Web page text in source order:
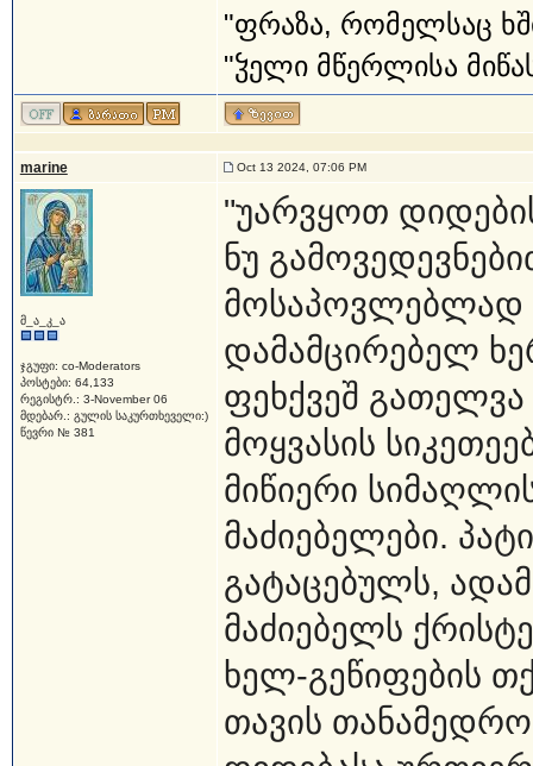
"ფრაზა, რომელსაც
"ჴელი მწერლისა
marine Oct 13 2024, 07:06 PM
მ_ა_კ_ა
ჯგუფი: co-Moderators
პოსტები: 64,133
რეგისტრ.: 3-November 06
მდებარ.: გულის საკურთხეველი:)
წევრი № 381
"უარვყოთ
ნუ
მოსაპოვლებლად
დამამცირებელ
ფეხქვეშ
მოყვასის
მიწიერი
მაძიებელები.
გატაცებულს,
მაძიებელს
ხელ-გეწიფების
თავის